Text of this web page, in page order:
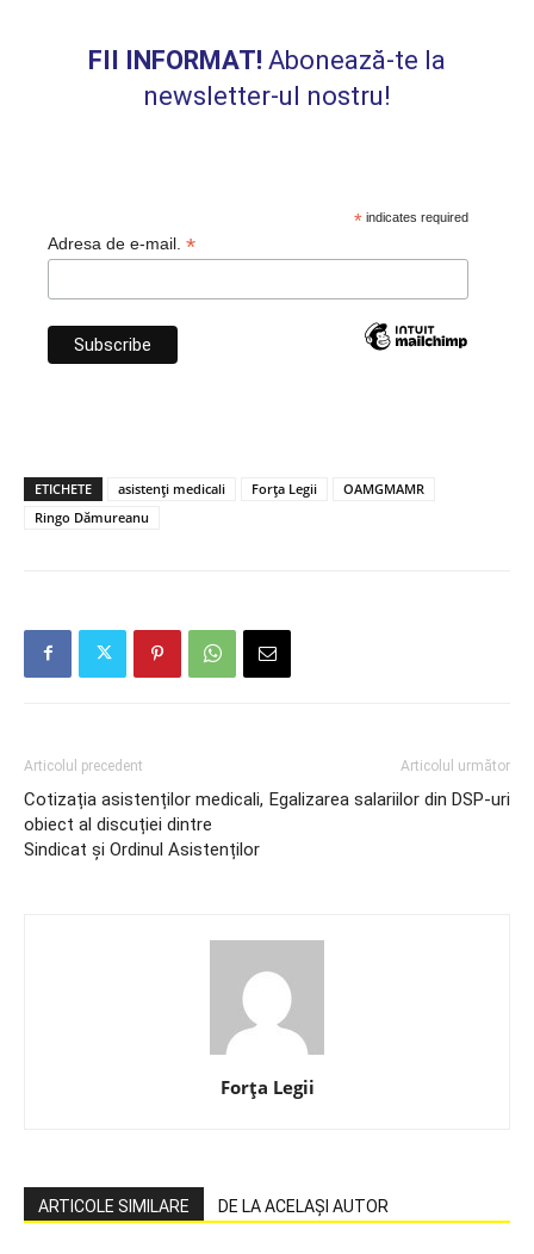
FII INFORMAT! Abonează-te la
newsletter-ul nostru!
* indicates required
Adresa de e-mail. *
ETICHETE asistenți medicali Forța Legii
OAMGMAMR
Ringo Dămureanu
Articolul precedent
Cotizația asistenților medicali,
obiect al discuției dintre
Sindicat și Ordinul Asistenților
Articolul următor
Egalizarea salariilor din DSP-uri
Forța Legii
ARTICOLE SIMILARE DE LA ACELAȘI AUTOR